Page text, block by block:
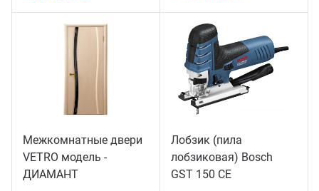
Межкомнатные двери
VETRO модель -
ДИАМАНТ
Лобзик (пила
лобзиковая) Bosch
GST 150 CE